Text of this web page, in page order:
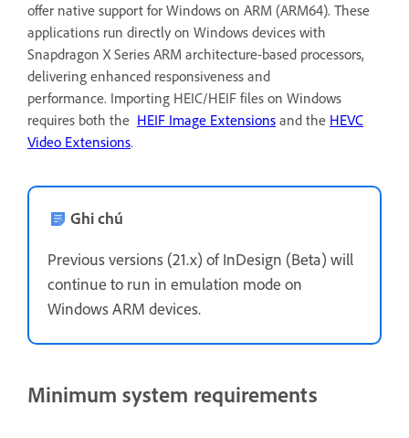
offer native support for Windows on ARM (ARM64). These
applications run directly on Windows devices with
Snapdragon X Series ARM architecture-based processors,
delivering enhanced responsiveness and
performance. Importing HEIC/HEIF files on Windows
requires both the HEIF Image Extensions and the HEVC
Video Extensions.
Ghi chú
Previous versions (21.x) of InDesign (Beta) will
continue to run in emulation mode on
Windows ARM devices.
Minimum system requirements